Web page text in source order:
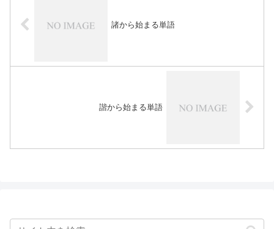
諸から始まる単語
諧から始まる単語